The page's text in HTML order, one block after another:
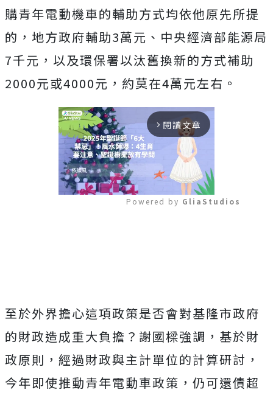
購青年電動機車的輔助方式均依他原先所提
的，地方政府輔助3萬元、中央經濟部能源局
7千元，以及環保署以汰舊換新的方式補助
2000元或4000元，約莫在4萬元左右。
arrow_forward_ios 閱讀文章
Powered by GliaStudios
至於外界擔心這項政策是否會對基隆市政府
的財政造成重大負擔？謝國樑強調，基於財
政原則，經過財政與主計單位的計算研討，
今年即使推動青年電動車政策，仍可還債超